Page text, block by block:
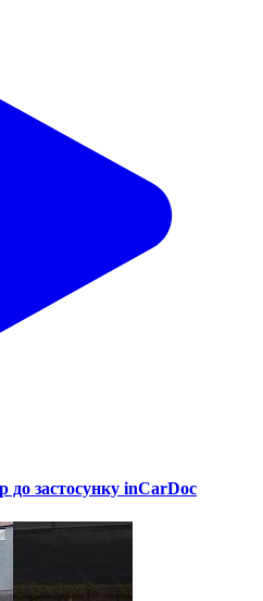
до застосунку inCarDoc